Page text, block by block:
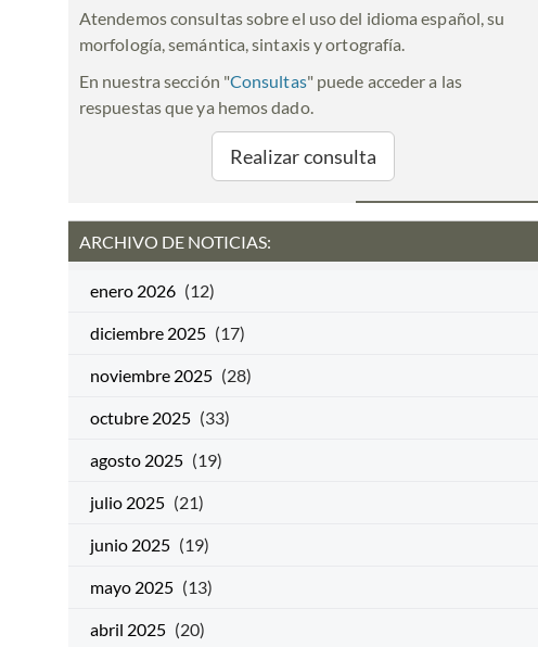
Atendemos consultas sobre el uso del idioma español, su
morfología, semántica, sintaxis y ortografía.
En nuestra sección "Consultas" puede acceder a las
respuestas que ya hemos dado.
Realizar consulta
ARCHIVO DE NOTICIAS:
enero 2026 (12)
diciembre 2025 (17)
noviembre 2025 (28)
octubre 2025 (33)
agosto 2025 (19)
julio 2025 (21)
junio 2025 (19)
mayo 2025 (13)
abril 2025 (20)